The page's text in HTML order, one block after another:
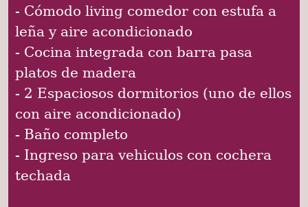
- Cómodo living comedor con estufa a
leña y aire acondicionado
- Cocina integrada con barra pasa
platos de madera
- 2 Espaciosos dormitorios (uno de ellos
con aire acondicionado)
- Baño completo
- Ingreso para vehiculos con cochera
techada